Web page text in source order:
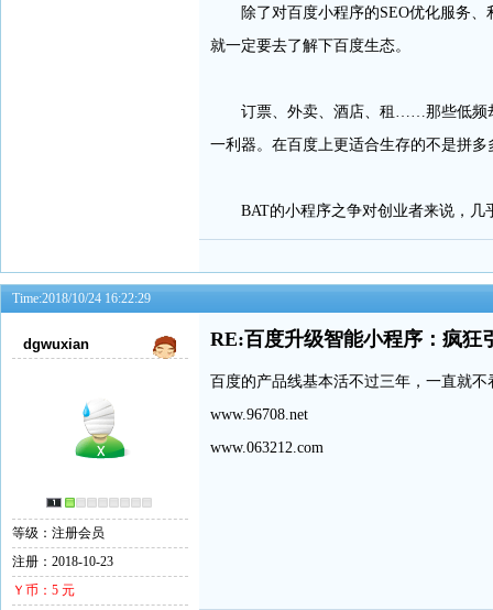
除了对百度小程序的SEO优化服务、
就一定要去了解下百度生态。
订票、外卖、酒店、租……那些低频却
一利器。在百度上更适合生存的不是拼
BAT的小程序之争对创业者来说，几
Time:2018/10/24 16:22:29
dgwuxian
等级：注册会员
注册：2018-10-23
Ｙ币：5 元
RE:百度升级智能小程序：疯狂
百度的产品线基本活不过三年，一直就
www.96708.net
www.063212.com